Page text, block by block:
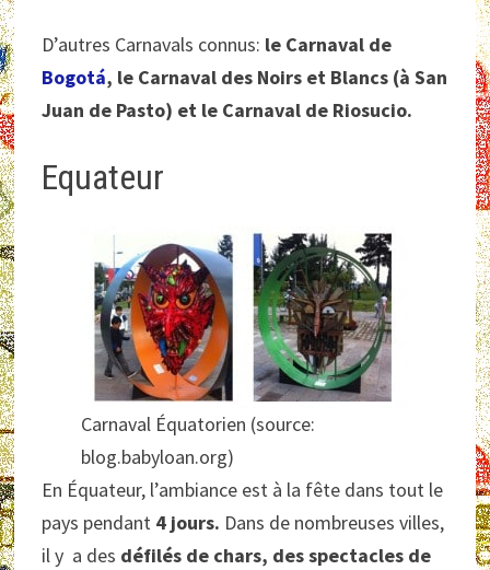
D’autres Carnavals connus: le Carnaval de
Bogotá, le Carnaval des Noirs et Blancs (à San
Juan de Pasto) et le Carnaval de Riosucio.
Equateur
Carnaval Équatorien (source:
blog.babyloan.org)
En Équateur, l’ambiance est à la fête dans tout le
pays pendant 4 jours. Dans de nombreuses villes,
il y a des défilés de chars, des spectacles de